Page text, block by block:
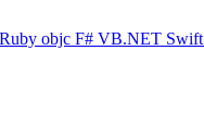
Ruby objc F# VB.NET Swift